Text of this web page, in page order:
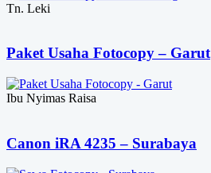
Tn. Leki
Paket Usaha Fotocopy – Garut
Ibu Nyimas Raisa
Canon iRA 4235 – Surabaya